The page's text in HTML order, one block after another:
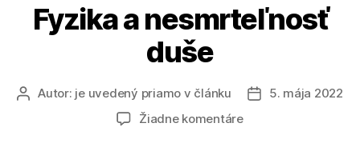
Fyzika a nesmrteľnosť
duše
AutorAutor: je uvedený priamo v článku
Dátum
5. mája 2022
Žiadne komentárena